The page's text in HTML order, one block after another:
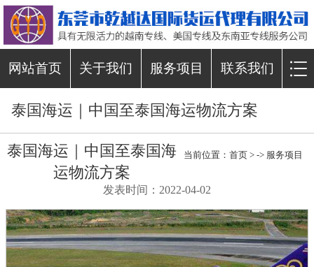
网站首页 关于我们 服务项目 联系我们
泰国海运｜中国至泰国海运物流方案
当前位置： 首页 > -> 服务项目
泰国海运｜中国至泰国海
运物流方案
发表时间：2022-04-02